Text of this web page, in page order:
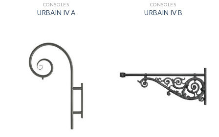
CONSOLES
URBAIN IV A
CONSOLES
URBAIN IV B